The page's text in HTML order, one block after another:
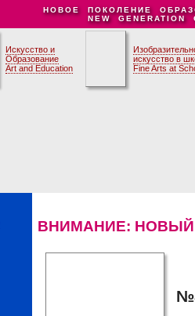
НОВОЕ ПОКОЛЕНИЕ
NEW GENERATION
Искусство и
Образование
Art and Education
искусство в
Fine Arts at
ВНИМАНИЕ: